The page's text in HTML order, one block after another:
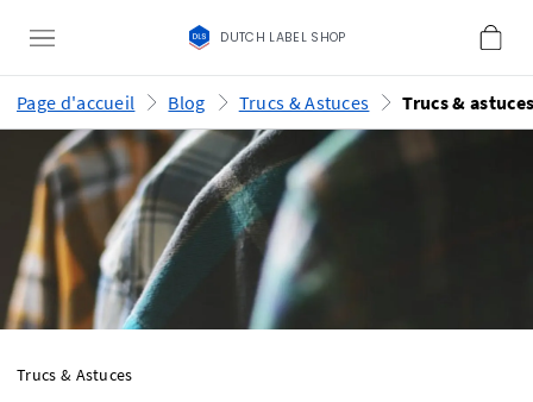
DUTCH LABEL SHOP
Page d'accueil Blog Trucs & Astuces
Trucs & Astuces